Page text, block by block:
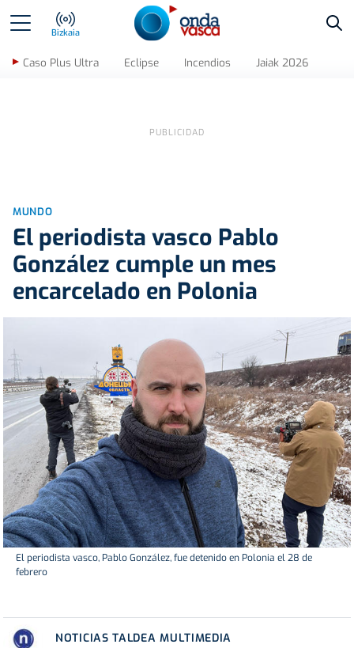
Bizkaia
Caso Plus Ultra Eclipse Incendios Jaiak 2026
MUNDO
El periodista vasco Pablo
González cumple un mes
encarcelado en Polonia
El periodista vasco, Pablo González, fue detenido en Polonia el 28 de
febrero
NOTICIAS TALDEA MULTIMEDIA